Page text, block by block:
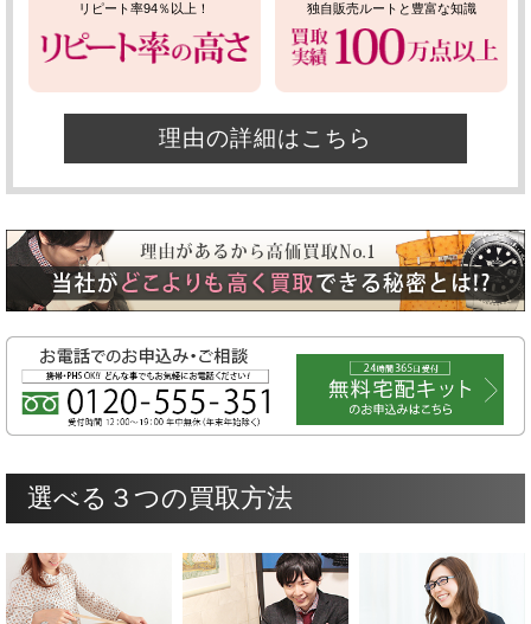
リピート率94％以上！ 独自販売ルートと豊富な知識
理由の詳細はこちら
選べる３つの買取方法